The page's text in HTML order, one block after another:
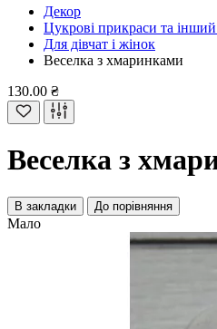
Декор
Цукрові прикраси та
Для дівчат і жінок
Веселка з хмаринками
130.00 ₴
Веселка з
В закладки До порівняння
Мало